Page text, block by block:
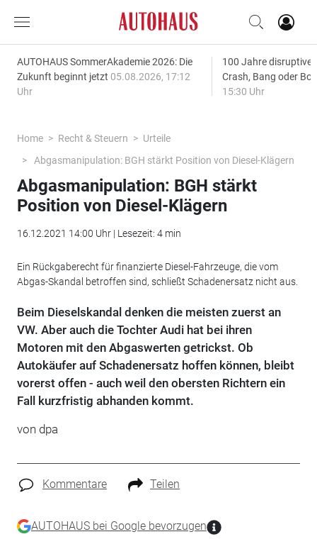
AUTOHAUS SommerAkademie 2026: Die
Zukunft beginnt jetzt 05.08.2026, 17:12
Uhr
100 Jahre disruptive
Crash, Bang oder
15:30 Uhr
Home Recht & Steuern
Urteile
Abgasmanipulation: BGH stärkt Position von Diesel-Klägern
Abgasmanipulation: BGH stärkt
Position von Diesel-Klägern
16.12.2021 14:00 Uhr | Lesezeit: 4 min
Ein Rückgaberecht für finanzierte Diesel-Fahrzeuge, die vom
Abgas-Skandal betroffen sind, schließt Schadenersatz nicht aus.
Beim Dieselskandal denken die meisten zuerst an
VW. Aber auch die Tochter Audi hat bei ihren
Motoren mit den Abgaswerten getrickst. Ob
Autokäufer auf Schadenersatz hoffen können, bleibt
vorerst offen - auch weil den obersten Richtern ein
Fall kurzfristig abhanden kommt.
von dpa
Kommentare Teilen
AUTOHAUS bei Google bevorzugen